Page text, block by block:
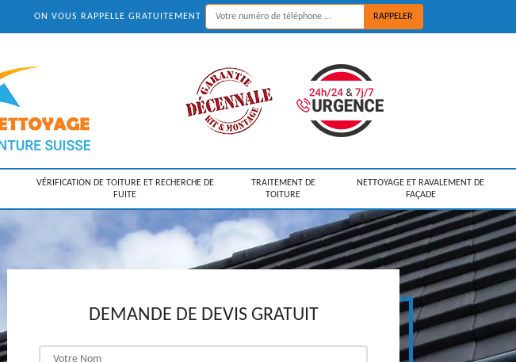
ON VOUS RAPPELLE GRATUITEMENT
VÉRIFICATION DE TOITURE ET RECHERCHE DE
FUITE
TRAITEMENT DE
TOITURE
NETTOYAGE ET RAVALEMENT DE
FAÇADE
DEMANDE DE DEVIS GRATUIT